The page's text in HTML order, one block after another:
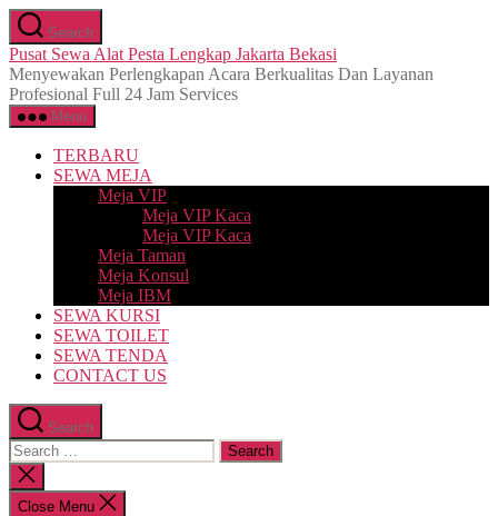
Skip
to
the
content
Search
Pusat Sewa Alat Pesta Lengkap Jakarta Bekasi
Menyewakan Perlengkapan Acara Berkualitas Dan Layanan
Profesional Full 24 Jam Services
Menu
TERBARU
SEWA MEJA
Meja VIP
Meja VIP Kaca
Meja VIP Kaca
Meja Taman
Meja Konsul
Meja IBM
SEWA KURSI
SEWA TOILET
SEWA TENDA
CONTACT US
Search
Search
for:
Close
search
Close Menu